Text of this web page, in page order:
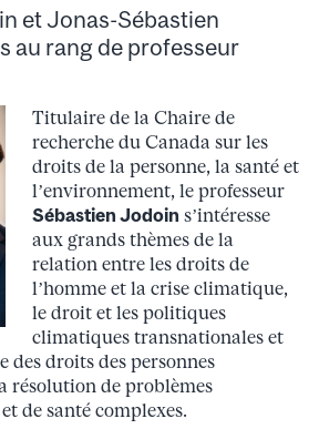
et Jonas-Sébastien
au rang de professeur
Titulaire de la Chaire de
recherche du Canada sur les
droits de la personne, la santé et
l’environnement, le professeur
Sébastien Jodoin s’intéresse
aux grands thèmes de la
relation entre les droits de
l’homme et la crise climatique,
le droit et les politiques
climatiques transnationales et
des droits des personnes
résolution de problèmes
de santé complexes.